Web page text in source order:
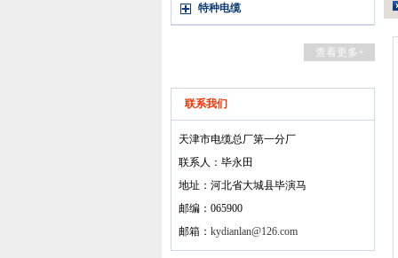
特种电缆
查看更多+
联系我们
天津市电缆总厂第一分厂
联系人：毕永田
地址：河北省大城县毕演马
邮编：065900
邮箱： kydianlan@126.com